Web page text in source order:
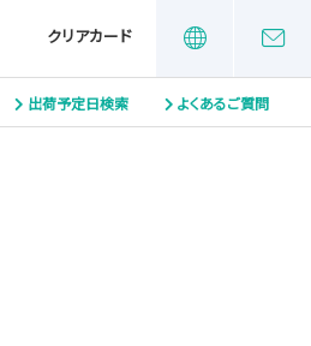
クリアカード
出荷予定日検索 よくあるご質問